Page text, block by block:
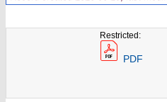
Restricted:
PDF